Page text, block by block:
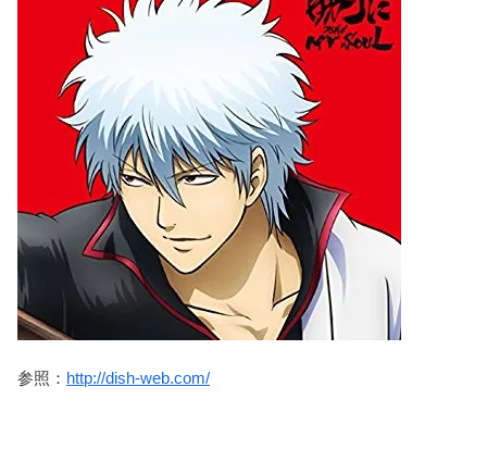
参照： http://dish-web.com/